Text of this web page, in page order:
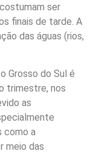
ser
finais de tarde. A
das águas (rios,
Grosso do Sul é
trimestre, nos
as
como a
meio das